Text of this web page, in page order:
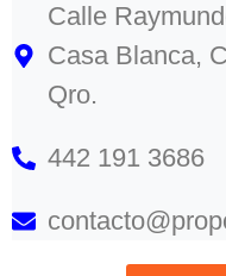
Calle
Casa Blanca,
Qro.
442 191 3686